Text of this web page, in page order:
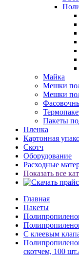
Майка
Мешки
Мешки
Пакеты
Пленка
Картонная
Скотч
Оборудование
Расходные
Показать все
Главная
Пакеты
C клеевым
скотчем, 100